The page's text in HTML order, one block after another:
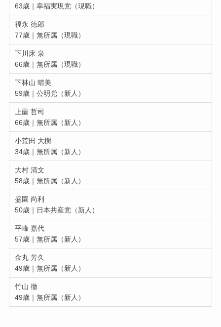
63歳｜幸福実現党（現職）
福永 德郎
77歳｜無所属（現職）
下川床 泉
66歳｜無所属（現職）
下林山 晴美
59歳｜公明党（新人）
上薗 哲司
66歳｜無所属（新人）
小荒田 大樹
34歳｜無所属（新人）
大村 清文
58歳｜無所属（新人）
盛園 尚利
50歳｜日本共産党（新人）
平峰 嘉代
57歳｜無所属（新人）
金丸 芳久
49歳｜無所属（新人）
竹山 徹
49歳｜無所属（新人）